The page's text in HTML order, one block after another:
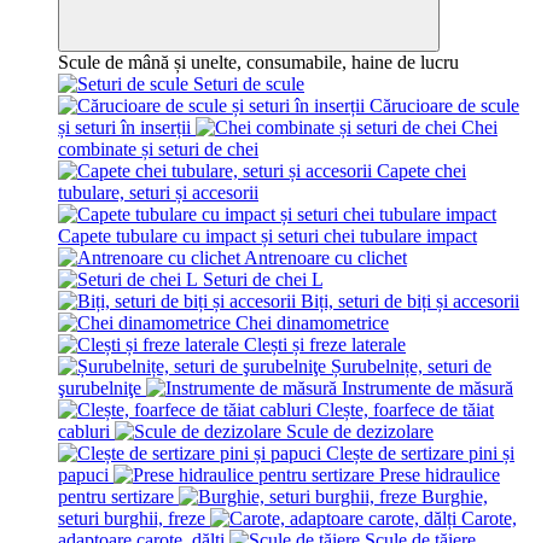
Scule de mână și unelte, consumabile, haine de lucru
Seturi de scule
Cărucioare de scule
și seturi în inserții
Chei
combinate și seturi de chei
Capete chei
tubulare, seturi și accesorii
Capete tubulare cu impact și seturi chei tubulare impact
Antrenoare cu clichet
Seturi de chei L
Biți, seturi de biți și accesorii
Chei dinamometrice
Clești și freze laterale
Șurubelnițe, seturi de
şurubelniţe
Instrumente de măsură
Clește, foarfece de tăiat
cabluri
Scule de dezizolare
Clește de sertizare pini și
papuci
Prese hidraulice
pentru sertizare
Burghie,
seturi burghii, freze
Carote,